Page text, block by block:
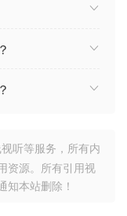
听等服务，所有内
资源。所有引用视
知本站删除！